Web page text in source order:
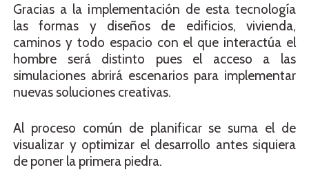
Gracias a la implementación de esta tecnología
las formas y diseños de edificios, vivienda,
caminos y todo espacio con el que interactúa el
hombre será distinto pues el acceso a las
simulaciones abrirá escenarios para implementar
nuevas soluciones creativas.
Al proceso común de planificar se suma el de
visualizar y optimizar el desarrollo antes siquiera
de poner la primera piedra.